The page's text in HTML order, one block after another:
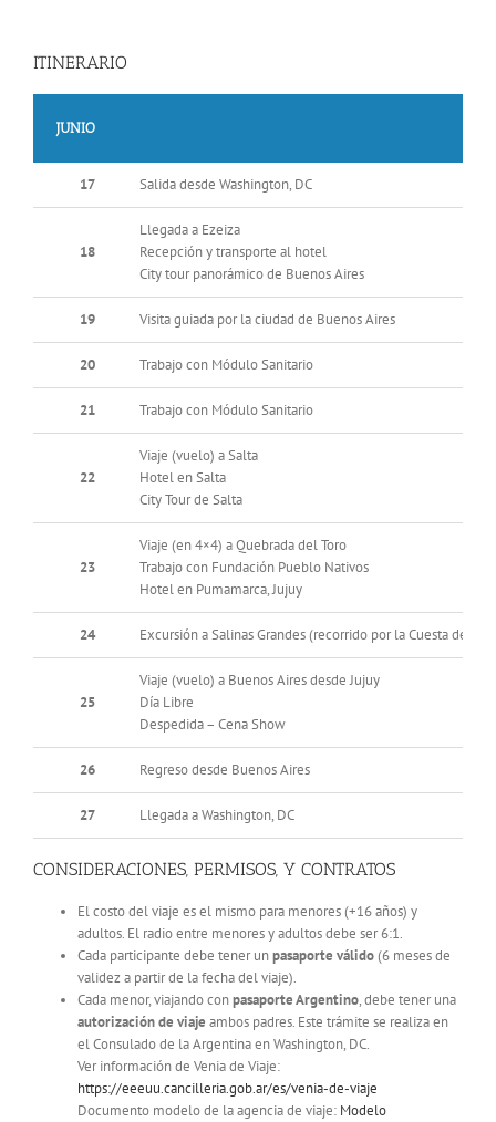
ITINERARIO
JUNIO
17 Salida desde Washington, DC
18
Llegada a Ezeiza
Recepción y transporte al hotel
City tour panorámico de Buenos Aires
19 Visita guiada por la ciudad de Buenos Aires
20 Trabajo con Módulo Sanitario
21 Trabajo con Módulo Sanitario
22
Viaje (vuelo) a Salta
Hotel en Salta
City Tour de Salta
23
Viaje (en 4×4) a Quebrada del Toro
Trabajo con Fundación Pueblo Nativos
Hotel en Pumamarca, Jujuy
24 Excursión a Salinas Grandes (recorrido por la Cuesta del
25
Viaje (vuelo) a Buenos Aires desde Jujuy
Día Libre
Despedida – Cena Show
26 Regreso desde Buenos Aires
27 Llegada a Washington, DC
CONSIDERACIONES, PERMISOS, Y CONTRATOS
El costo del viaje es el mismo para menores (+16 años) y
adultos. El radio entre menores y adultos debe ser 6:1.
Cada participante debe tener unpasaporte válido(6 meses de
validez a partir de la fecha del viaje).
Cada menor, viajando conpasaporte Argentino, debe tener una
autorización de viaje ambos padres. Este trámite se realiza en
el Consulado de la Argentina en Washington, DC.
Ver información de Venia de Viaje:
https://eeeuu.cancilleria.gob.ar/es/venia-de-viaje
Documento modelo de la agencia de viaje: Modelo